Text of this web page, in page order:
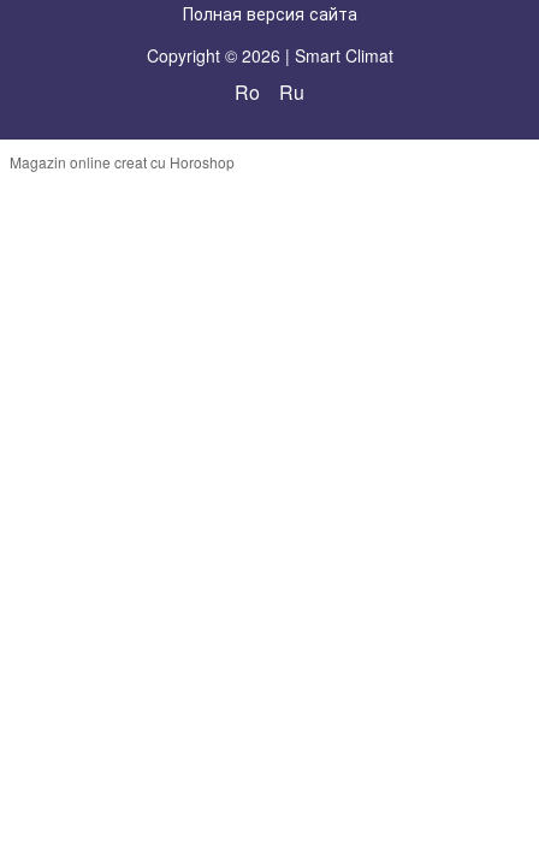
Полная версия сайта
Copyright © 2026 | Smart Climat
Ro Ru
Magazin online creat cu Horoshop